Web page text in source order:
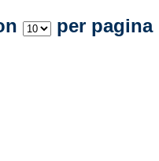
per pagina